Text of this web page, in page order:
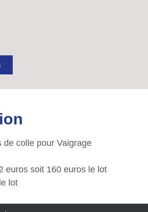
de colle pour Vaigrage
euros soit 160 euros le lot
lot